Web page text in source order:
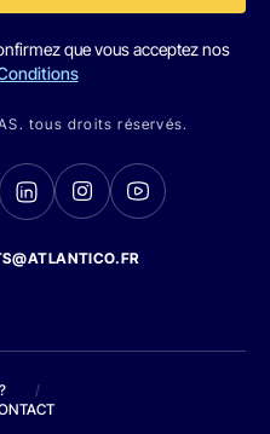
que vous acceptez nos
tous droits réservés.
/